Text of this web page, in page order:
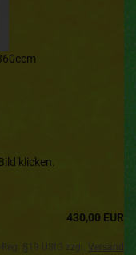
klicken.
430,00 EUR